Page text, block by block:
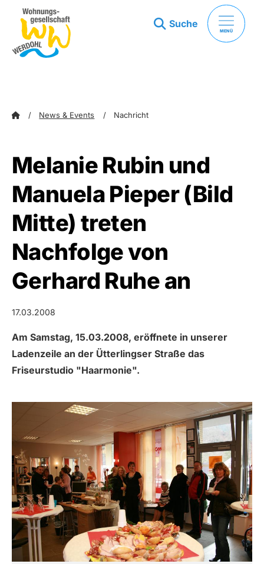
Suche
MENÜ
zum Inhalt springen
News & Events Nachricht
Melanie Rubin und
Manuela Pieper (Bild
Mitte) treten
Nachfolge von
Gerhard Ruhe an
17.03.2008
Am Samstag, 15.03.2008, eröffnete in unserer
Ladenzeile an der Ütterlingser Straße das
Friseurstudio "Haarmonie".